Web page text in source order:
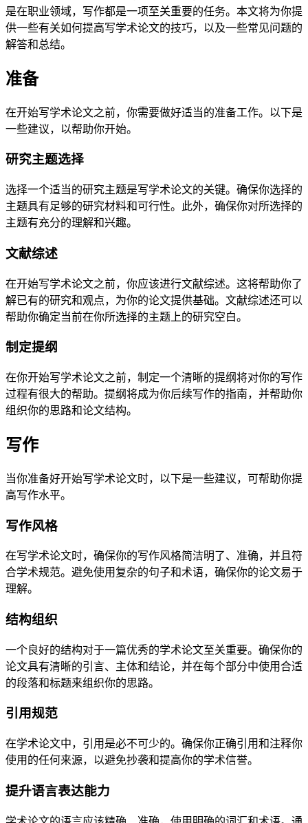
是在职业领域，写作都是一项至关重要的任务。本文将为你提
供一些有关如何提高写学术论文的技巧，以及一些常见问题的
解答和总结。
准备
在开始写学术论文之前，你需要做好适当的准备工作。以下是
一些建议，以帮助你开始。
研究主题选择
选择一个适当的研究主题是写学术论文的关键。确保你选择的
主题具有足够的研究材料和可行性。此外，确保你对所选择的
主题有充分的理解和兴趣。
文献综述
在开始写学术论文之前，你应该进行文献综述。这将帮助你了
解已有的研究和观点，为你的论文提供基础。文献综述还可以
帮助你确定当前在你所选择的主题上的研究空白。
制定提纲
在你开始写学术论文之前，制定一个清晰的提纲将对你的写作
过程有很大的帮助。提纲将成为你后续写作的指南，并帮助你
组织你的思路和论文结构。
写作
当你准备好开始写学术论文时，以下是一些建议，可帮助你提
高写作水平。
写作风格
在写学术论文时，确保你的写作风格简洁明了、准确，并且符
合学术规范。避免使用复杂的句子和术语，确保你的论文易于
理解。
结构组织
一个良好的结构对于一篇优秀的学术论文至关重要。确保你的
论文具有清晰的引言、主体和结论，并在每个部分中使用合适
的段落和标题来组织你的思路。
引用规范
在学术论文中，引用是必不可少的。确保你正确引用和注释你
使用的任何来源，以避免抄袭和提高你的学术信誉。
提升语言表达能力